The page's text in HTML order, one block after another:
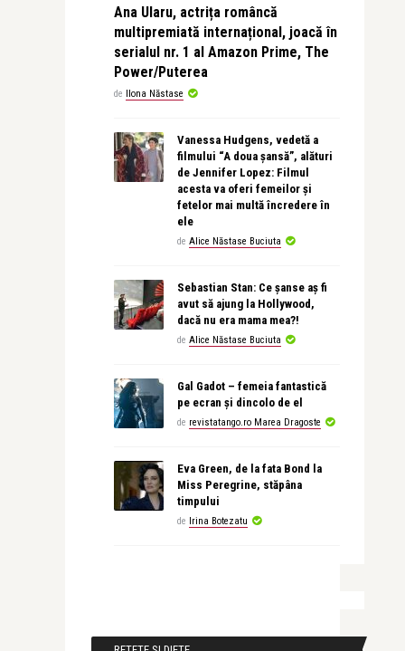
Ana Ularu, actrița româncă
multipremiată internațional, joacă în
serialul nr. 1 al Amazon Prime, The
Power/Puterea
de Ilona Năstase
Vanessa Hudgens, vedetă a
filmului “A doua șansă”, alături
de Jennifer Lopez: Filmul
acesta va oferi femeilor și
fetelor mai multă încredere în
ele
de Alice Năstase Buciuta
Sebastian Stan: Ce șanse aș fi
avut să ajung la Hollywood,
dacă nu era mama mea?!
de Alice Năstase Buciuta
Gal Gadot – femeia fantastică
pe ecran și dincolo de el
de revistatango.ro Marea Dragoste
Eva Green, de la fata Bond la
Miss Peregrine, stăpâna
timpului
de Irina Botezatu